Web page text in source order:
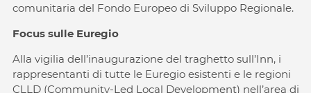
comunitaria del Fondo Europeo di Sviluppo Regionale.
Focus sulle Euregio
Alla vigilia dell’inaugurazione del traghetto sull’Inn, i
rappresentanti di tutte le Euregio esistenti e le regioni
CLLD (Community-Led Local Development) nell’area di